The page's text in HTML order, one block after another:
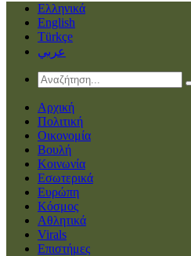
Ελληνικά
English
Türkçe
عربي
Αρχική
Πολιτική
Οικονομία
Βουλή
Κοινωνία
Εσωτερικά
Ευρώπη
Κόσμος
Αθλητικά
Virals
Επιστήμες